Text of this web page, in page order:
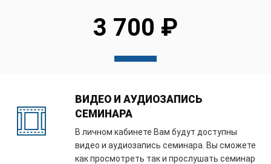
3 700 ₽
ВИДЕО И АУДИОЗАПИСЬ
СЕМИНАРА
В личном кабинете Вам будут доступны
видео и аудиозапись семинара. Вы сможете
как просмотреть так и прослушать семинар